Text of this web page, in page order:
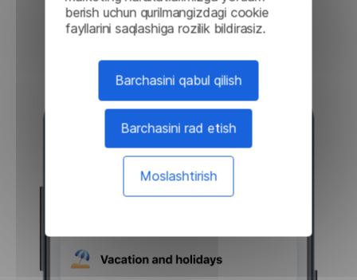
berish uchun qurilmangizdagi cookie
fayllarini saqlashiga rozilik bildirasiz.
Barchasini qabul qilish
Barchasini rad etish
Moslashtirish
Yuklab olish